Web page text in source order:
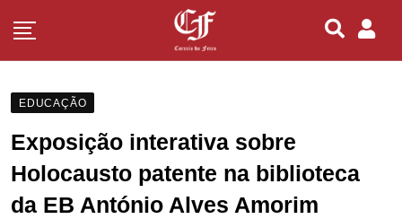
EDUCAÇÃO
Exposição interativa sobre
Holocausto patente na biblioteca
da EB António Alves Amorim